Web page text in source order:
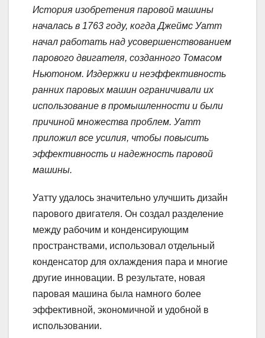
История изобретения паровой машины
началась в 1763 году, когда Джеймс Уатт
начал работать над усовершенствованием
парового двигателя, созданного Томасом
Ньютоном. Издержки и неэффективность
ранних паровых машин ограничивали их
использование в промышленности и были
причиной множества проблем. Уатт
приложил все усилия, чтобы повысить
эффективность и надежность паровой
машины.
Уатту удалось значительно улучшить дизайн
парового двигателя. Он создал разделение
между рабочим и конденсирующим
пространствами, использовал отдельный
конденсатор для охлаждения пара и многие
другие инновации. В результате, новая
паровая машина была намного более
эффективной, экономичной и удобной в
использовании.